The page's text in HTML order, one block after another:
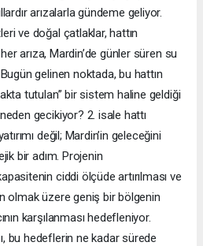
arızalarla gündeme geliyor.
ve doğal çatlaklar, hattın
her arıza, Mardin’de günler süren su
gelinen noktada, bu hattın
tutulan” bir sistem haline geldiği
gecikiyor? 2. isale hattı
değil; Mardin’in geleceğini
bir adım. Projenin
ciddi ölçüde artırılması ve
olmak üzere geniş bir bölgenin
karşılanması hedefleniyor.
bu hedeflerin ne kadar sürede